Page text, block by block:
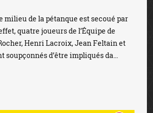
milieu de la pétanque est secoué par
quatre joueurs de l’Équipe de
Henri Lacroix, Jean Feltain et
soupçonnés d’être impliqués da...